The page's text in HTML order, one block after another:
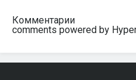
Комментарии
comments powered by